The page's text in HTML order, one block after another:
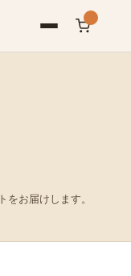
をお届けします。